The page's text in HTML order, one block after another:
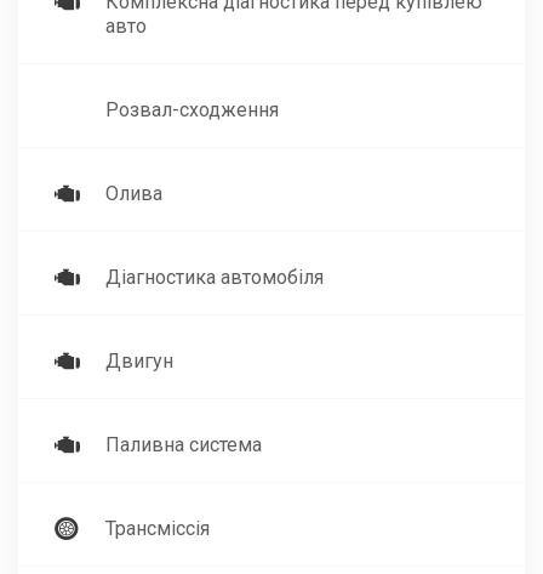
авто
Розвал-сходження
Олива
Діагностика автомобіля
Двигун
Паливна система
Трансміссія